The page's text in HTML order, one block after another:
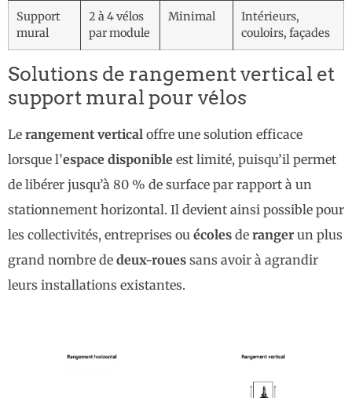
Support
mural
2 à 4 vélos
par module
Minimal
Intérieurs,
couloirs, façades
Solutions de rangement vertical et
support mural pour vélos
Le rangement vertical offre une solution efficace
lorsque l’espace disponible est limité, puisqu’il permet
de libérer jusqu’à 80 % de surface par rapport à un
stationnement horizontal. Il devient ainsi possible pour
les collectivités, entreprises ou écoles de ranger un plus
grand nombre de deux-roues sans avoir à agrandir
leurs installations existantes.